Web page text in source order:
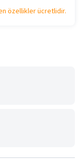
özellikler ücretlidir.